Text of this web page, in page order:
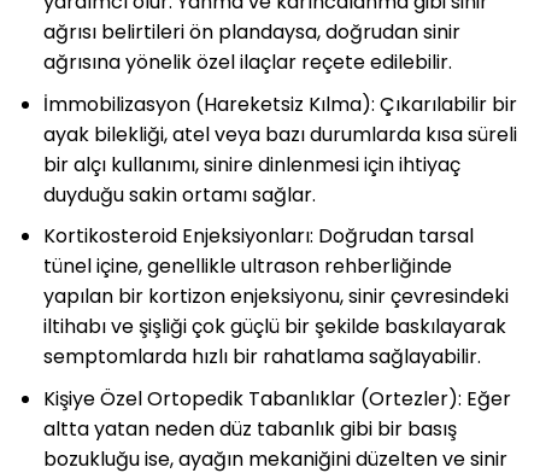
ağrısı belirtileri ön plandaysa, doğrudan sinir
ağrısına yönelik özel ilaçlar reçete edilebilir.
İmmobilizasyon (Hareketsiz Kılma): Çıkarılabilir bir
ayak bilekliği, atel veya bazı durumlarda kısa süreli
bir alçı kullanımı, sinire dinlenmesi için ihtiyaç
duyduğu sakin ortamı sağlar.
Kortikosteroid Enjeksiyonları: Doğrudan tarsal
tünel içine, genellikle ultrason rehberliğinde
yapılan bir kortizon enjeksiyonu, sinir çevresindeki
iltihabı ve şişliği çok güçlü bir şekilde baskılayarak
semptomlarda hızlı bir rahatlama sağlayabilir.
Kişiye Özel Ortopedik Tabanlıklar (Ortezler): Eğer
altta yatan neden düz tabanlık gibi bir basış
bozukluğu ise, ayağın mekaniğini düzelten ve sinir